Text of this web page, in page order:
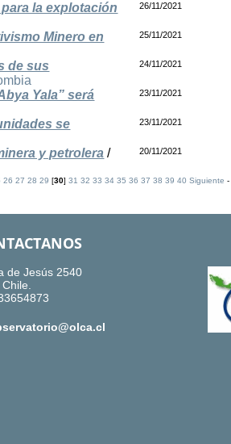
la explotación
26/11/2021
Minero en
25/11/2021
de sus
24/11/2021
Yala” será
23/11/2021
se
23/11/2021
y petrolera /
20/11/2021
26 27 28 29 [30] 31 32 33 34 35 36 37 38 39 40 Siguiente -
de Jesús 2540